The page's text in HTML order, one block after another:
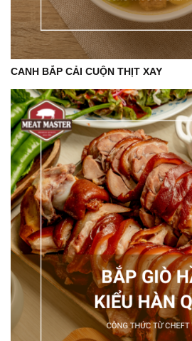
CANH BẮP CẢI CUỘN THỊT XAY